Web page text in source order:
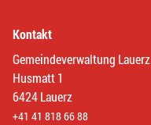
Kontakt
Gemeindeverwaltung Lauerz
Husmatt 1
6424 Lauerz
+41 41 818 66 88